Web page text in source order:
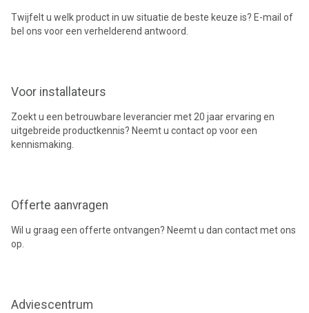
Twijfelt u welk product in uw situatie de beste keuze is? E-mail of
bel ons voor een verhelderend antwoord.
Voor installateurs
Zoekt u een betrouwbare leverancier met 20 jaar ervaring en
uitgebreide productkennis? Neemt u contact op voor een
kennismaking.
Offerte aanvragen
Wil u graag een offerte ontvangen? Neemt u dan contact met ons
op.
Adviescentrum